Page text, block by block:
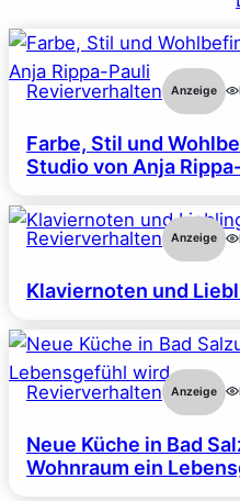
Revierverhalten Anzeige
Farbe, Stil und
Studio von Anja
Revierverhalten Anzeige
Klaviernoten und
Revierverhalten Anzeige
Neue Küche in Bad
Wohnraum ein